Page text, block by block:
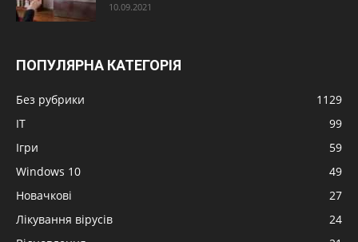
10.09.2021
ПОПУЛЯРНА КАТЕГОРІЯ
Без рубрики
1129
IT
99
Ігри
59
Windows 10
49
Новачкові
27
Лікування вірусів
24